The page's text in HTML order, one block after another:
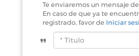
Te enviaremos un mensaje
En caso de que ya te
registrado, favor de Iniciar